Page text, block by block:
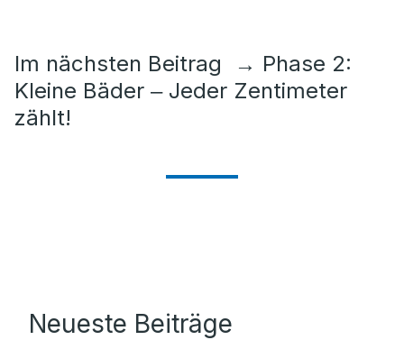
Im nächsten Beitrag → Phase 2:
Kleine Bäder ‒ Jeder Zentimeter
zählt!
Neueste Beiträge